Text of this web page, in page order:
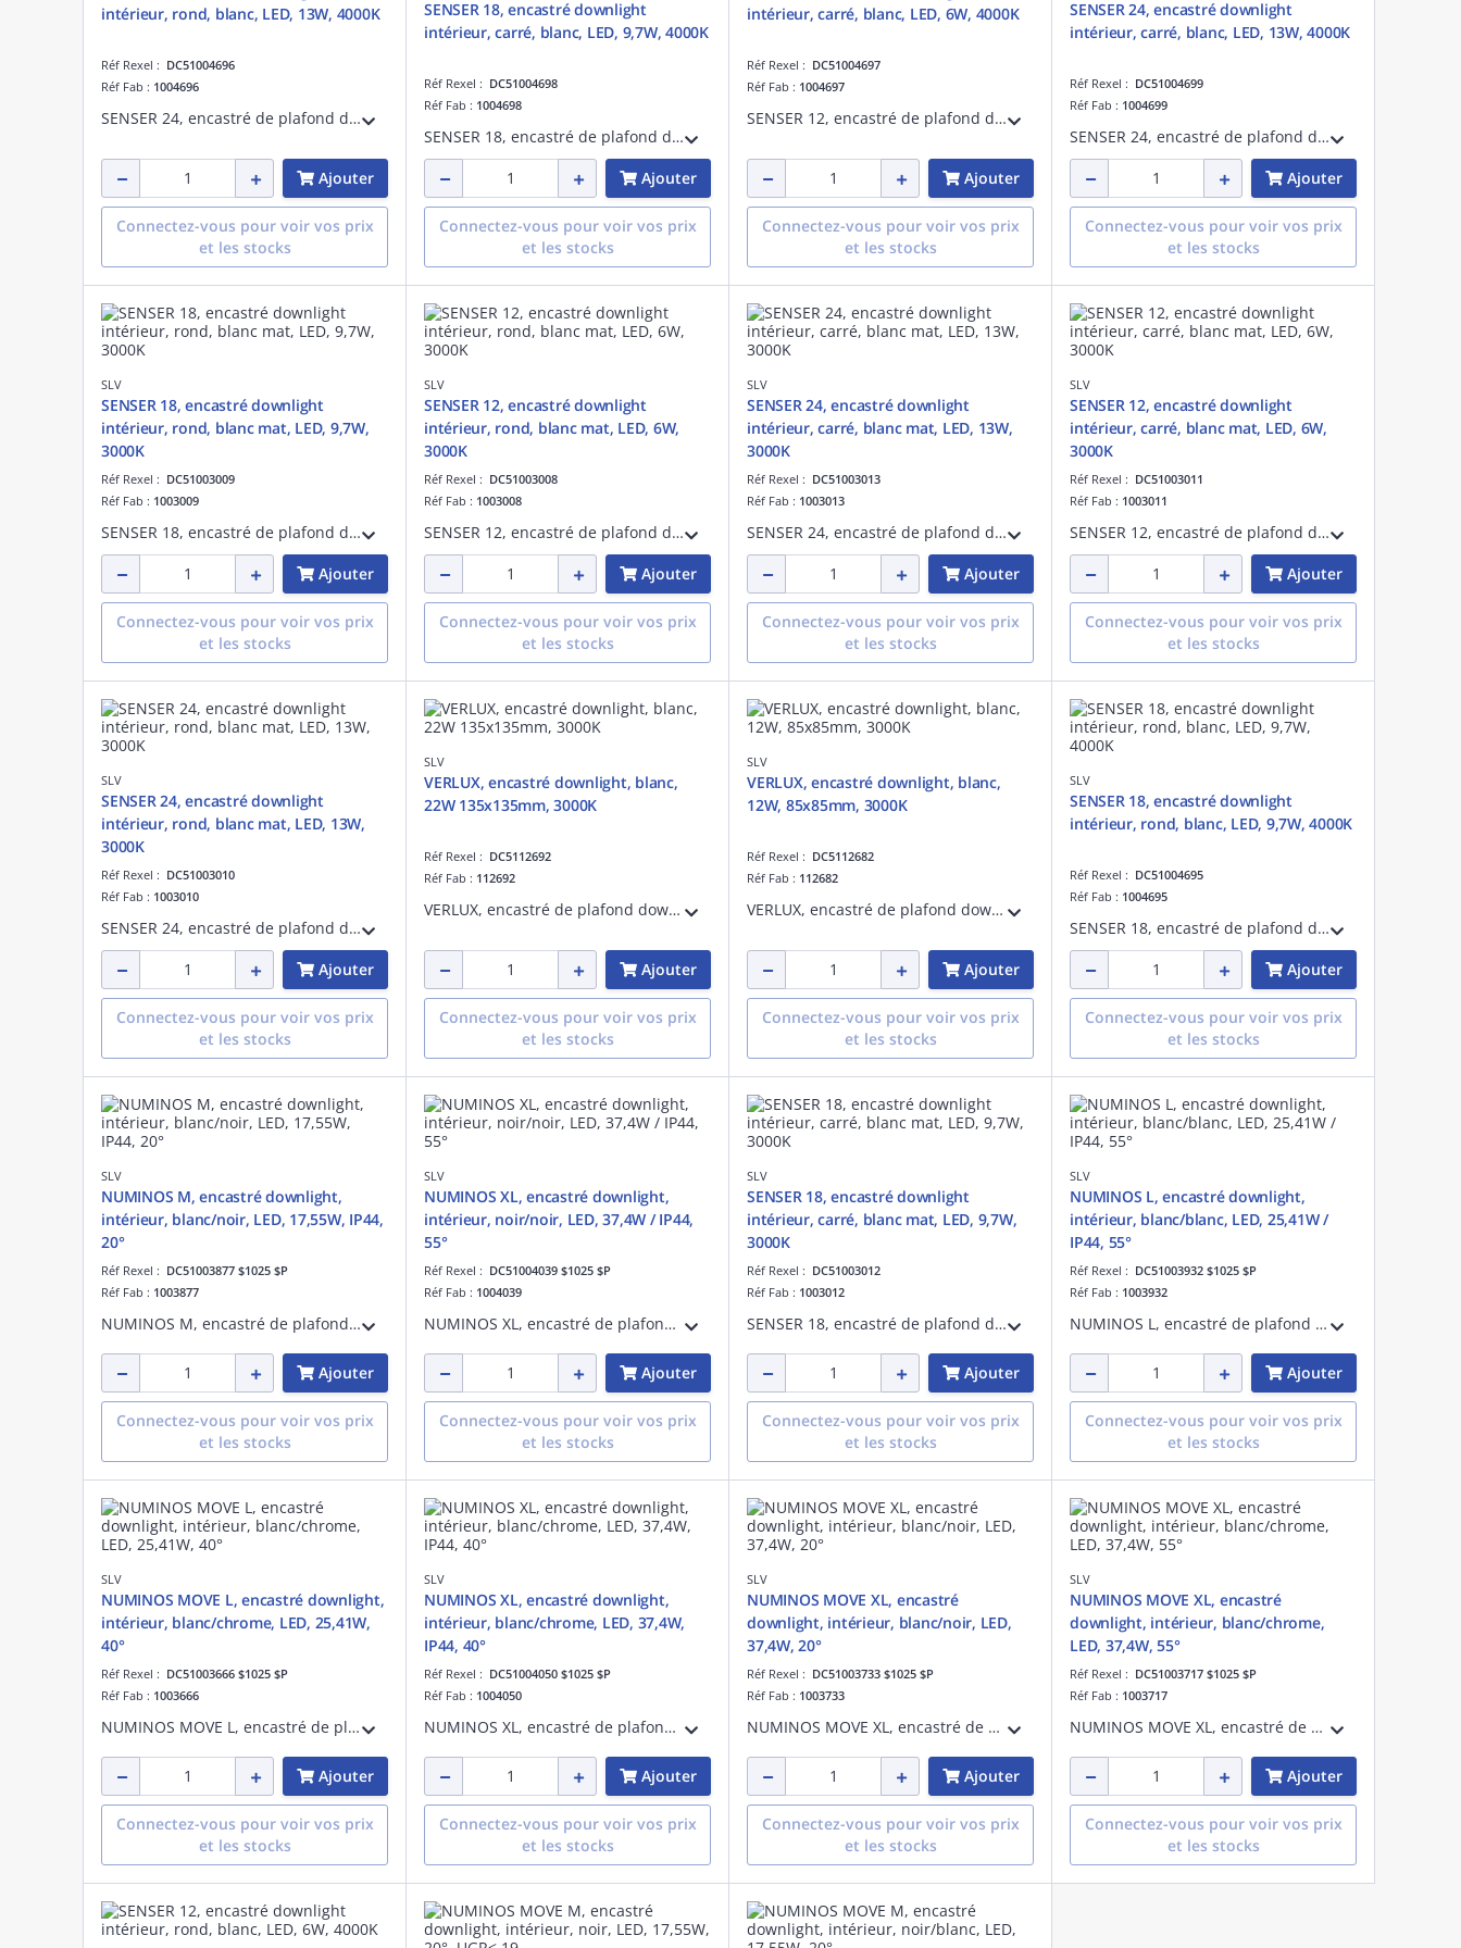
intérieur, rond, blanc, LED, 13W, 4000K
Réf Rexel : DC51004696
Réf Fab : 1004696
SENSER 24, encastré de plafond downlight intérieur, rond, blanc, LED, 13W, 4000K
Ajouter
Connectez-vous pour voir vos prix
et les stocks
SENSER 18, encastré downlight
intérieur, carré, blanc, LED, 9,7W, 4000K
Réf Rexel : DC51004698
Réf Fab : 1004698
SENSER 18, encastré de plafond downlight intérieur, carré, blanc, LED, 9,7W, 4000K
Ajouter
Connectez-vous pour voir vos prix
et les stocks
intérieur, carré, blanc, LED, 6W, 4000K
Réf Rexel : DC51004697
Réf Fab : 1004697
SENSER 12, encastré de plafond downlight intérieur, carré, blanc, LED, 6W, 4000K
Ajouter
Connectez-vous pour voir vos prix
et les stocks
SENSER 24, encastré downlight
intérieur, carré, blanc, LED, 13W, 4000K
Réf Rexel : DC51004699
Réf Fab : 1004699
SENSER 24, encastré de plafond downlight intérieur, carré, blanc, LED, 13W, 4000K
Ajouter
Connectez-vous pour voir vos prix
et les stocks
SLV
SENSER 18, encastré downlight
intérieur, rond, blanc mat, LED, 9,7W,
3000K
Réf Rexel : DC51003009
Réf Fab : 1003009
SENSER 18, encastré de plafond downlight intérieur, rond, blanc mat, LED, 9,7W, 3000K
Ajouter
Connectez-vous pour voir vos prix
et les stocks
SLV
SENSER 12, encastré downlight
intérieur, rond, blanc mat, LED, 6W,
3000K
Réf Rexel : DC51003008
Réf Fab : 1003008
SENSER 12, encastré de plafond downlight intérieur, rond, blanc mat, LED, 6W, 3000K
Ajouter
Connectez-vous pour voir vos prix
et les stocks
SLV
SENSER 24, encastré downlight
intérieur, carré, blanc mat, LED, 13W,
3000K
Réf Rexel : DC51003013
Réf Fab : 1003013
SENSER 24, encastré de plafond downlight downlight intérieur, carré, blanc mat, LED, 13W, 3000K
Ajouter
Connectez-vous pour voir vos prix
et les stocks
SLV
SENSER 12, encastré downlight
intérieur, carré, blanc mat, LED, 6W,
3000K
Réf Rexel : DC51003011
Réf Fab : 1003011
SENSER 12, encastré de plafond downlight intérieur, carré, blanc mat, LED, 6W, 3000K
Ajouter
Connectez-vous pour voir vos prix
et les stocks
SLV
SENSER 24, encastré downlight
intérieur, rond, blanc mat, LED, 13W,
3000K
Réf Rexel : DC51003010
Réf Fab : 1003010
SENSER 24, encastré de plafond downlight downlight intérieur, rond, blanc mat, LED, 13W, 3000K
Ajouter
Connectez-vous pour voir vos prix
et les stocks
SLV
VERLUX, encastré downlight, blanc,
22W 135x135mm, 3000K
Réf Rexel : DC5112692
Réf Fab : 112692
VERLUX, encastré de plafond downlight intérieur, carré, 13,5 cm, blanc mat, LED, 22W, 3000K, variable
Ajouter
Connectez-vous pour voir vos prix
et les stocks
SLV
VERLUX, encastré downlight, blanc,
12W, 85x85mm, 3000K
Réf Rexel : DC5112682
Réf Fab : 112682
VERLUX, encastré de plafond downlight intérieur, carré, 8,5 cm, blanc mat, LED, 12W, 3000K, variable
Ajouter
Connectez-vous pour voir vos prix
et les stocks
SLV
SENSER 18, encastré downlight
intérieur, rond, blanc, LED, 9,7W, 4000K
Réf Rexel : DC51004695
Réf Fab : 1004695
SENSER 18, encastré de plafond downlight intérieur, rond, blanc, LED, 9,7W, 4000K
Ajouter
Connectez-vous pour voir vos prix
et les stocks
SLV
NUMINOS M, encastré downlight,
intérieur, blanc/noir, LED, 17,55W, IP44,
20°
Réf Rexel : DC51003877 $1025 $P
Réf Fab : 1003877
NUMINOS M, encastré de plafond downlight LED, intérieur, blanc/noir, LED, 17,55 W, 3000 K, IP 20 / IP 44, 20°, IRC 90, 1500 lm, IK02, UGR < 19, aluminium
Ajouter
Connectez-vous pour voir vos prix
et les stocks
SLV
NUMINOS XL, encastré downlight,
intérieur, noir/noir, LED, 37,4W / IP44,
55°
Réf Rexel : DC51004039 $1025 $P
Réf Fab : 1004039
NUMINOS XL, encastré de plafond downlight LED, intérieur, noir/noir, LED, 37,4 W, 4000 K, IP 20 / IP 44, 55°, IRC 90, 3600 lm, IK02, UGR < 25, aluminium
Ajouter
Connectez-vous pour voir vos prix
et les stocks
SLV
SENSER 18, encastré downlight
intérieur, carré, blanc mat, LED, 9,7W,
3000K
Réf Rexel : DC51003012
Réf Fab : 1003012
SENSER 18, encastré de plafond downlight intérieur, carré, blanc mat, LED, 9,7W, 3000K
Ajouter
Connectez-vous pour voir vos prix
et les stocks
SLV
NUMINOS L, encastré downlight,
intérieur, blanc/blanc, LED, 25,41W /
IP44, 55°
Réf Rexel : DC51003932 $1025 $P
Réf Fab : 1003932
NUMINOS L, encastré de plafond downlight LED, intérieur, blanc/blanc, LED, 25,41 W, 2700 K, IP 20 / IP 44, 55°, IRC 90, 2250 lm, IK02, UGR < 22, aluminium
Ajouter
Connectez-vous pour voir vos prix
et les stocks
SLV
NUMINOS MOVE L, encastré downlight,
intérieur, blanc/chrome, LED, 25,41W,
40°
Réf Rexel : DC51003666 $1025 $P
Réf Fab : 1003666
NUMINOS MOVE L, encastré de plafond downlight LED, intérieur, blanc/chrome, LED, 25,41 W, 3000 K, IP 20, 40°, IRC 90, 2200 lm, IK02, UGR < 19, aluminium
Ajouter
Connectez-vous pour voir vos prix
et les stocks
SLV
NUMINOS XL, encastré downlight,
intérieur, blanc/chrome, LED, 37,4W,
IP44, 40°
Réf Rexel : DC51004050 $1025 $P
Réf Fab : 1004050
NUMINOS XL, encastré de plafond downlight LED, intérieur, blanc/chrome, LED, 37,4 W, 4000 K, IP 20 / IP 44, 40°, IRC 90, 3750 lm, IK02, UGR < 19, aluminium
Ajouter
Connectez-vous pour voir vos prix
et les stocks
SLV
NUMINOS MOVE XL, encastré
downlight, intérieur, blanc/noir, LED,
37,4W, 20°
Réf Rexel : DC51003733 $1025 $P
Réf Fab : 1003733
NUMINOS MOVE XL, encastré de plafond downlight LED, intérieur, blanc/noir, LED, 37,4 W, 3000 K, IP 20, 20°, IRC 90, 3300 lm, IK02, UGR < 22, aluminium
Ajouter
Connectez-vous pour voir vos prix
et les stocks
SLV
NUMINOS MOVE XL, encastré
downlight, intérieur, blanc/chrome,
LED, 37,4W, 55°
Réf Rexel : DC51003717 $1025 $P
Réf Fab : 1003717
NUMINOS MOVE XL, encastré de plafond downlight LED, intérieur, blanc/chrome, LED, 37,4 W, 2700 K, IP 20, 55°, IRC 90, 3400 lm, IK02, UGR < 19, aluminium
Ajouter
Connectez-vous pour voir vos prix
et les stocks